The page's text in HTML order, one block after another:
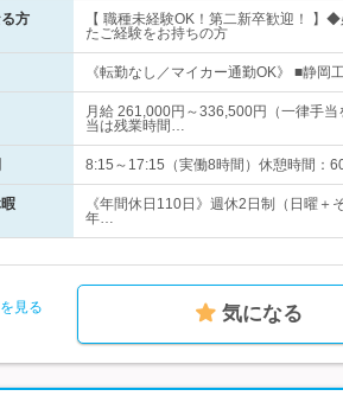
方
【 職種未経験OK！第二新卒歓迎！ 】
たご経験をお持ちの方
《転勤なし／マイカー通勤OK》 ■静
月給 261,000円～336,500円（一律手
当は残業時間…
8:15～17:15（実働8時間）休憩時間：
《年間休日110日》週休2日制（日曜
年…
見る 気になる